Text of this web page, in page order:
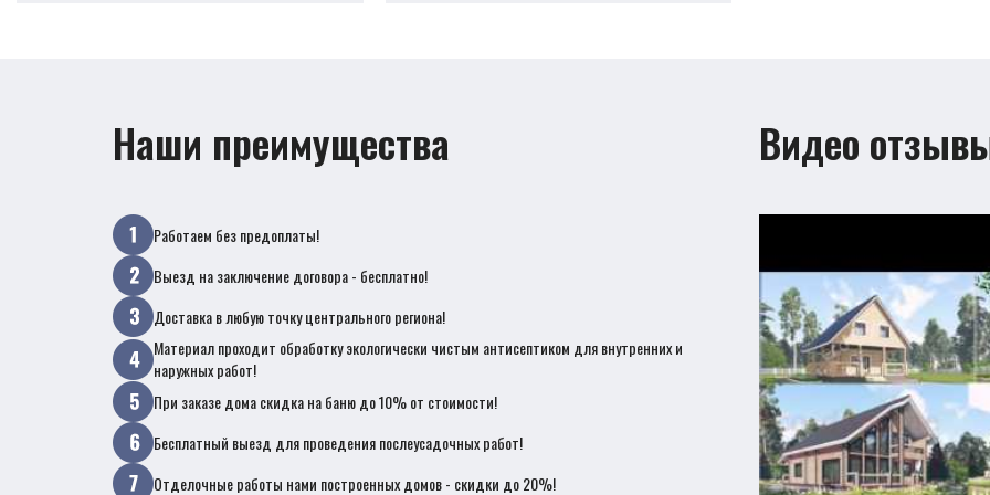
Наши преимущества
Работаем без предоплаты!
Выезд на заключение договора - бесплатно!
Доставка в любую точку центрального региона!
Материал проходит обработку экологически чистым антисептиком для внутренних и
наружных работ!
При заказе дома скидка на баню до 10% от стоимости!
Бесплатный выезд для проведения послеусадочных работ!
Отделочные работы нами построенных домов - скидки до 20%!
Видео